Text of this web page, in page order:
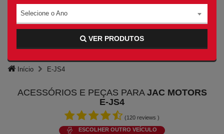
Selecione o Ano
VER PRODUTOS
Início E-JS4
ACESSÓRIOS E PEÇAS PARA JAC MOTORS
E-JS4
(120 reviews )
ESCOLHER OUTRO VEÍCULO